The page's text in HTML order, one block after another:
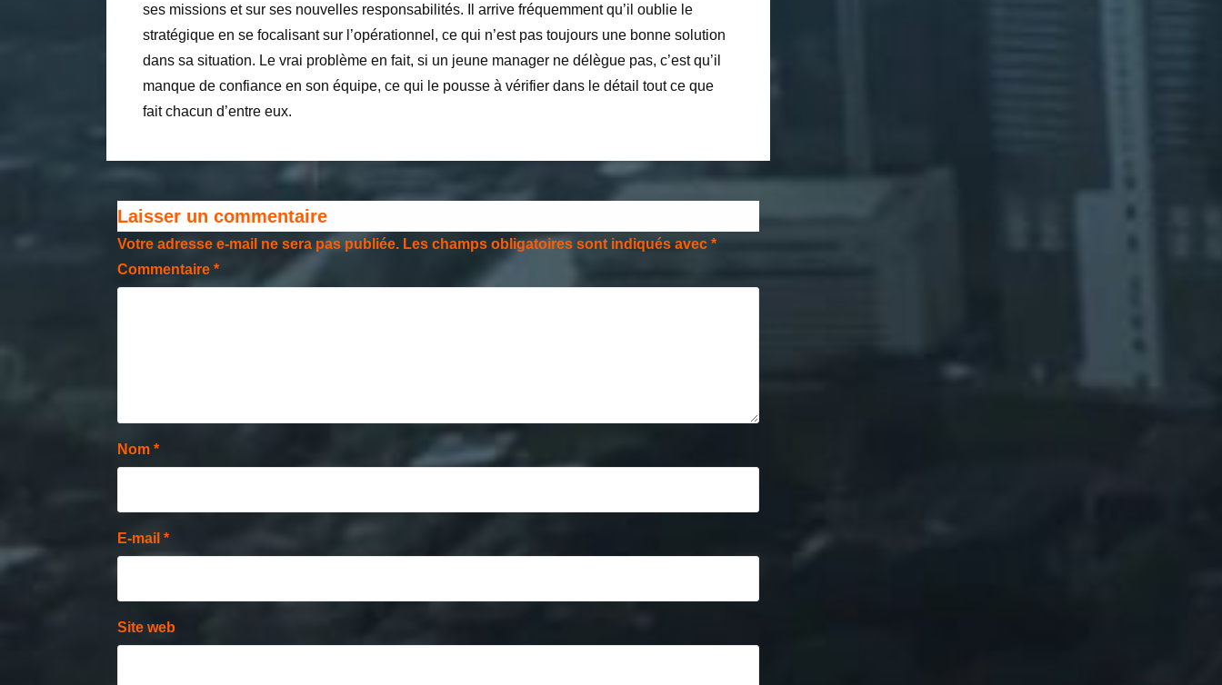
ses missions et sur ses nouvelles responsabilités. Il arrive fréquemment qu’il oublie le
stratégique en se focalisant sur l’opérationnel, ce qui n’est pas toujours une bonne solution
dans sa situation. Le vrai problème en fait, si un jeune manager ne délègue pas, c’est qu’il
manque de confiance en son équipe, ce qui le pousse à vérifier dans le détail tout ce que
fait chacun d’entre eux.
Laisser un commentaire
Votre adresse e-mail ne sera pas publiée. Les champs obligatoires sont indiqués avec *
Commentaire *
Nom *
E-mail *
Site web